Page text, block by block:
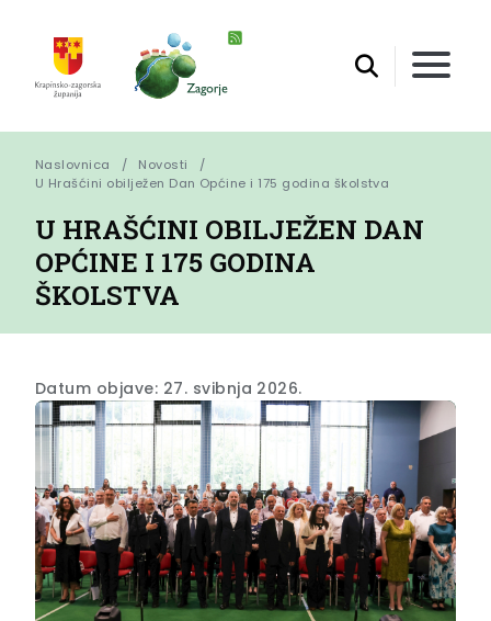
Naslovnica
Novosti
U Hrašćini obilježen Dan Općine i 175 godina školstva
U HRAŠĆINI OBILJEŽEN DAN
OPĆINE I 175 GODINA
ŠKOLSTVA
Datum objave: 27. svibnja 2026.